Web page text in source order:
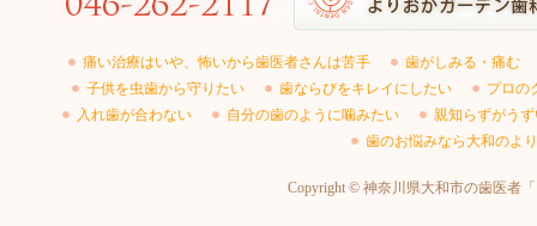
痛い治療はいや、怖いから歯医者さんは苦手
歯がしみる・痛む
子供を虫歯から守りたい
歯ならびをキレイにしたい
プロの
入れ歯が合わない
自分の歯のように噛みたい
親知らずがう
歯のお悩みなら大和のよ
Copyright © 神奈川県大和市の歯医者